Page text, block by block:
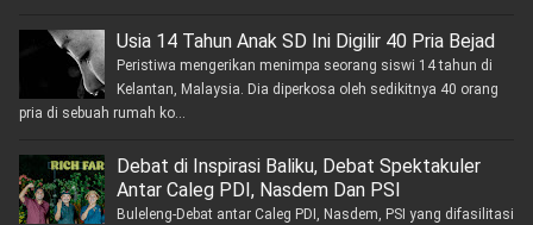
Usia 14 Tahun Anak SD Ini Digilir 40 Pria Bejad
Peristiwa mengerikan menimpa seorang siswi 14 tahun di
Kelantan, Malaysia. Dia diperkosa oleh sedikitnya 40 orang
pria di sebuah rumah ko...
Debat di Inspirasi Baliku, Debat Spektakuler
Antar Caleg PDI, Nasdem Dan PSI
Buleleng-Debat antar Caleg PDI, Nasdem, PSI yang difasilitasi